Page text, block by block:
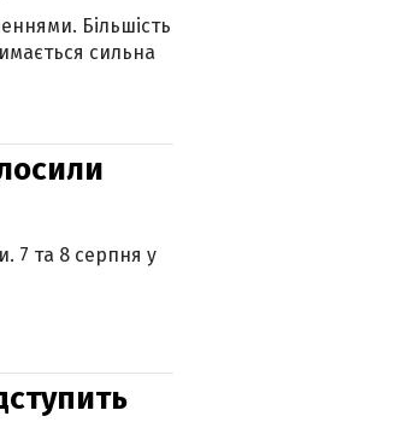
Більшість
сильна
7 та 8 серпня у